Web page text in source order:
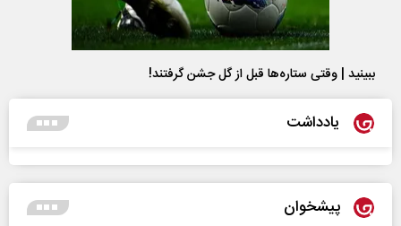
ببینید | وقتی ستاره‌ها قبل از گل جشن گرفتند!
یادداشت
پیشخوان